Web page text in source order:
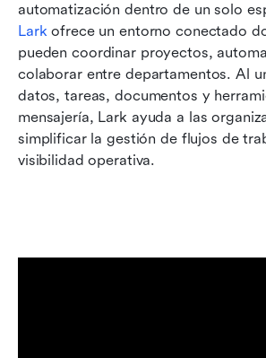
Lark ofrece un entorno conectado
pueden coordinar proyectos,
colaborar entre departamentos. Al
datos, tareas, documentos y
mensajería, Lark ayuda a las
simplificar la gestión de flujos de
visibilidad operativa.